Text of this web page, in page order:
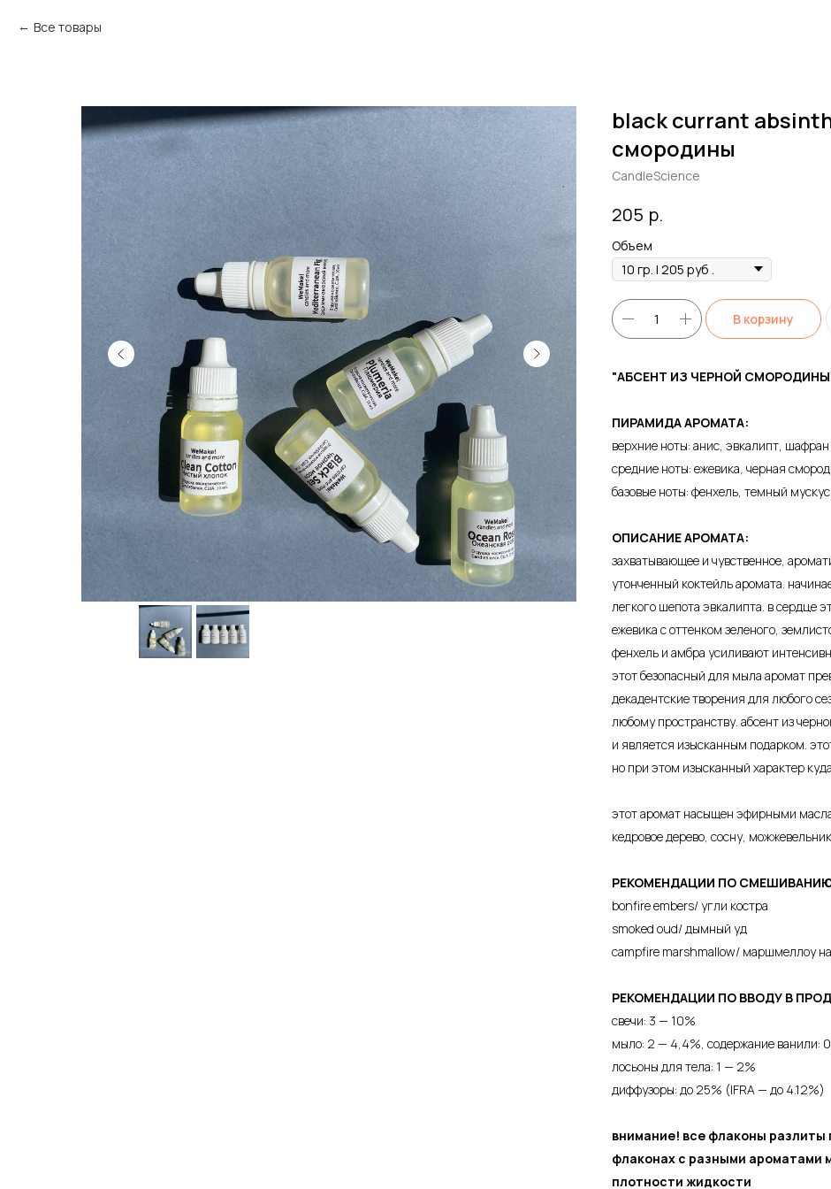
Все товары
black currant
смородины
CandleScience
205 р.
Объем
В корзину
"АБСЕНТ ИЗ ЧЕРНОЙ СМОРОДИНЫ"
ПИРАМИДА АРОМАТА:
верхние ноты: анис, эвкалипт, шафран
средние ноты: ежевика, черная
базовые ноты: фенхель, темный
ОПИСАНИЕ АРОМАТА:
захватывающее и чувственное,
утонченный коктейль аромата.
легкого шепота эвкалипта. в сердце
ежевика с оттенком зеленого,
фенхель и амбра усиливают
этот безопасный для мыла аромат
декадентские творения для любого
любому пространству. абсент из
и является изысканным подарком.
но при этом изысканный характер
этот аромат насыщен эфирными
кедровое дерево, сосну,
РЕКОМЕНДАЦИИ ПО
bonfire embers/ угли костра
smoked oud/ дымный уд
campfire marshmallow/ маршмеллоу
РЕКОМЕНДАЦИИ ПО ВВОДУ В
свечи: 3 — 10%
мыло: 2 — 4,4%, содержание ванили:
лосьоны для тела: 1 — 2%
диффузоры: до 25% (IFRA — до 4.12%)
внимание! все флаконы разлиты
флаконах с разными ароматами
плотности жидкости